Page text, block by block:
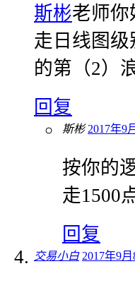
斯彬老师你
走日线图
的第（2）
回复
斯彬 2017年9
按你的
走1500
回复
交易小白 2017年9